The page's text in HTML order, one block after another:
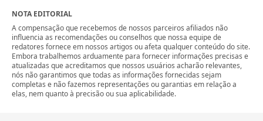
NOTA EDITORIAL
A compensação que recebemos de nossos parceiros afiliados não
influencia as recomendações ou conselhos que nossa equipe de
redatores fornece em nossos artigos ou afeta qualquer conteúdo do site.
Embora trabalhemos arduamente para fornecer informações precisas e
atualizadas que acreditamos que nossos usuários acharão relevantes,
nós não garantimos que todas as informações fornecidas sejam
completas e não fazemos representações ou garantias em relação a
elas, nem quanto à precisão ou sua aplicabilidade.